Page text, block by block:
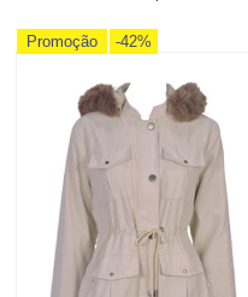
Promoção -42%